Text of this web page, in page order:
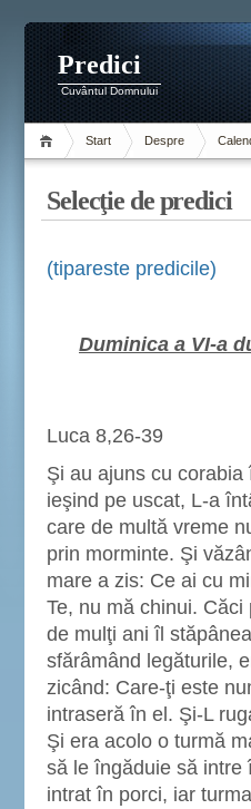
Predici
Cuvântul Domnului
Start Despre
Selecţie de predici
(tipareste predicile)
Duminica a VI-a
Luca 8,26-39
Şi au ajuns cu
ieşind pe uscat, L-a
care de multă vreme
prin morminte. Şi
mare a zis: Ce ai cu
Te, nu mă chinui.
de mulţi ani îl
sfărâmând legăturile,
zicând: Care-ţi este
intraseră în el. Şi-L
Şi era acolo o turmă
să le îngăduie să intre
intrat în porci, iar